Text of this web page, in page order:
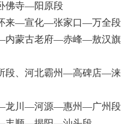
寺—阳原段
—宣化—张家口—万全段
蒙古老府—赤峰—敖汉旗
、河北霸州—高碑店—涞
川—河源—惠州—广州段